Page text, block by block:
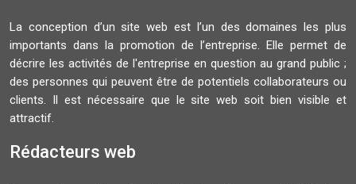
La conception d’un site web est l’un des domaines les plus
importants dans la promotion de l’entreprise. Elle permet de
décrire les activités de l'entreprise en question au grand public ;
des personnes qui peuvent être de potentiels collaborateurs ou
clients. Il est nécessaire que le site web soit bien visible et
attractif.
Rédacteurs web